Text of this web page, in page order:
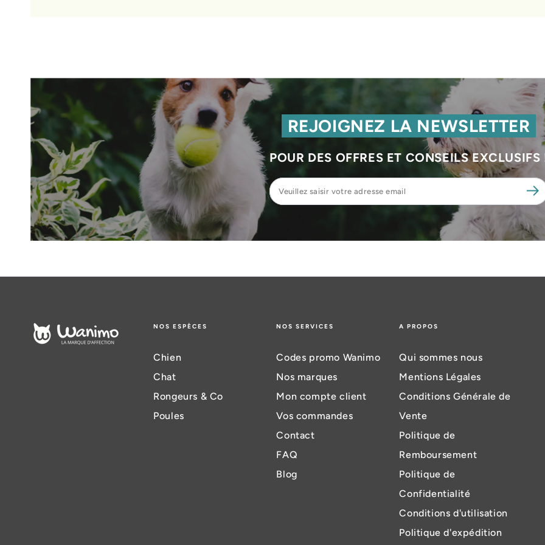
REJOIGNEZ LA NEWSLETTER
POUR DES OFFRES ET CONSEILS EXCLUSIFS
Veuillez
saisir
NOS ESPÈCES
Chien
Chat
Rongeurs & Co
Poules
NOS SERVICES
Codes promo Wanimo
Nos marques
Mon compte client
Vos commandes
Contact
FAQ
Blog
A PROPOS
Qui sommes nous
Mentions Légales
Conditions Générale de
Vente
Politique de
Remboursement
Politique de
Confidentialité
Conditions d'utilisation
Politique d'expédition